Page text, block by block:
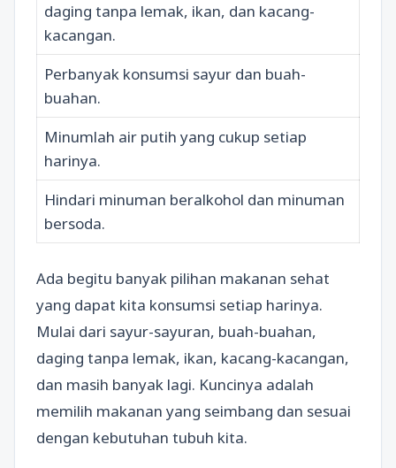
daging tanpa lemak, ikan, dan kacang-
kacangan.
Perbanyak konsumsi sayur dan buah-
buahan.
Minumlah air putih yang cukup setiap
harinya.
Hindari minuman beralkohol dan minuman
bersoda.
Ada begitu banyak pilihan makanan sehat
yang dapat kita konsumsi setiap harinya.
Mulai dari sayur-sayuran, buah-buahan,
daging tanpa lemak, ikan, kacang-kacangan,
dan masih banyak lagi. Kuncinya adalah
memilih makanan yang seimbang dan sesuai
dengan kebutuhan tubuh kita.